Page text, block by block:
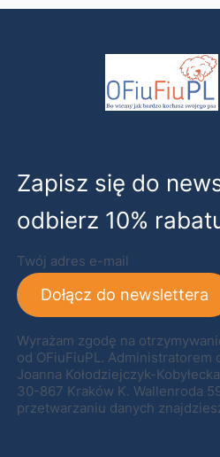
Zapisz się do
odbierz 10%
Twój adres e-mail
Dołącz do newslettera
Wyrażam zgodę na
od OFiuFiuPL. Administratorem
Joanna Kołodziejczyk-Kobyłecka
30-867 Kraków K. Wallenroda
przetwarzaniu danych